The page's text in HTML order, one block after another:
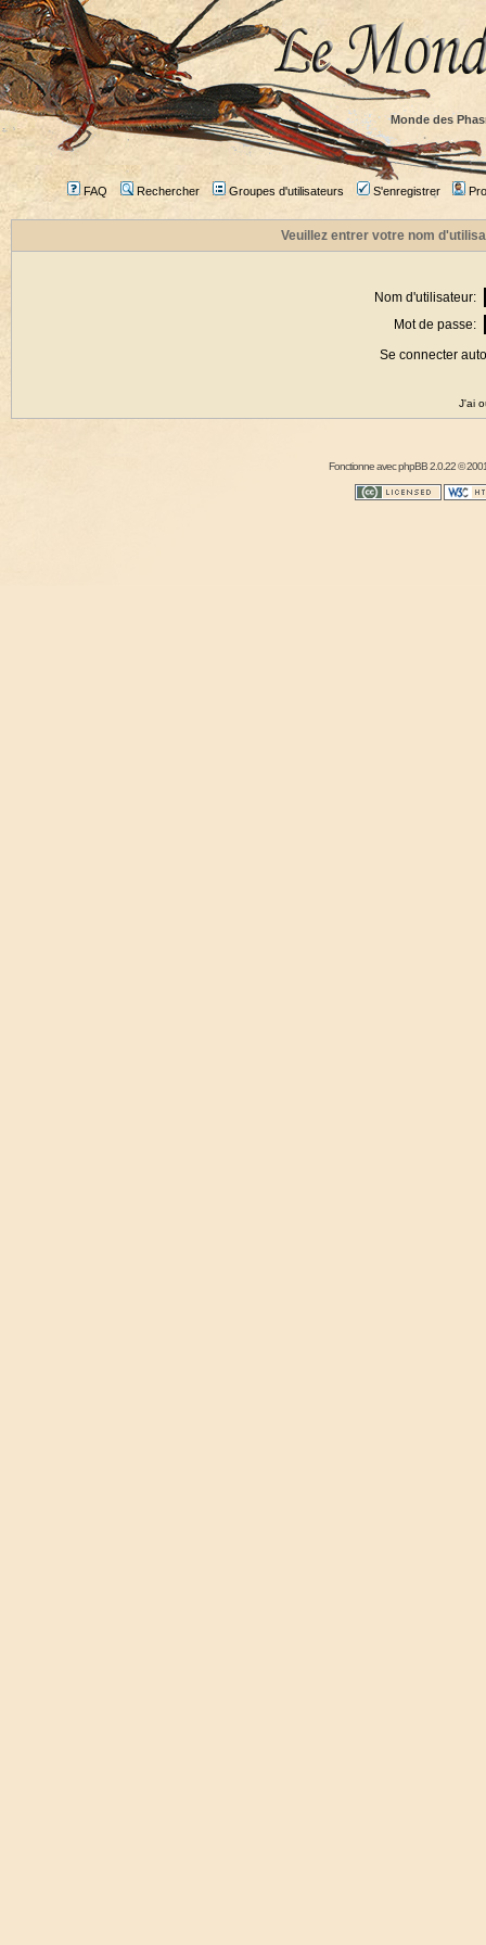
Monde des
FAQ Rechercher Groupes d'utilisateurs S'enregistrer
Veuillez entrer votre nom
Nom d'utilisateur:
Mot de passe:
Se connecter
J'ai
Fonctionne avecphpBB2.0.22 ©